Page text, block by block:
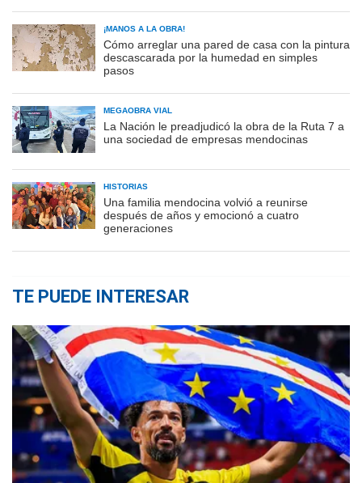
¡MANOS A LA OBRA!
Cómo arreglar una pared de casa con la pintura
descascarada por la humedad en simples
pasos
MEGAOBRA VIAL
La Nación le preadjudicó la obra de la Ruta 7 a
una sociedad de empresas mendocinas
HISTORIAS
Una familia mendocina volvió a reunirse
después de años y emocionó a cuatro
generaciones
TE PUEDE INTERESAR